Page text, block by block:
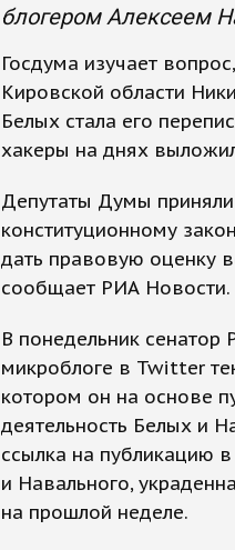
блогером Алексеем
Госдума изучает
Кировской области
Белых стала его
хакеры на днях
Депутаты Думы
конституционному
дать правовую оценку
сообщает РИА Новости.
В понедельник сенатор
микроблоге в Twitter
котором он на основе
деятельность Белых и
ссылка на публикацию
и Навального,
на прошлой неделе.